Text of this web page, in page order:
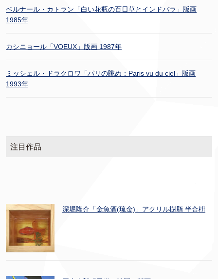
ベルナール・カトラン「白い花瓶の百日草とインドバラ」版画
1985年
カシニョール「VOEUX」版画 1987年
ミッシェル・ドラクロワ「パリの眺め：Paris vu du ciel」版画
1993年
注目作品
深堀隆介「金魚酒(琉金)」アクリル樹脂 半合枡